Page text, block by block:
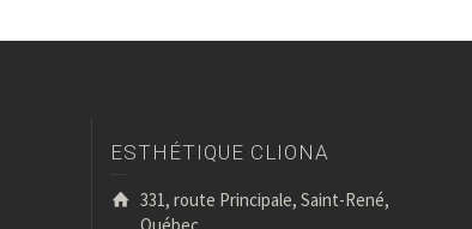
ESTHÉTIQUE CLIONA
331, route Principale, Saint-René,